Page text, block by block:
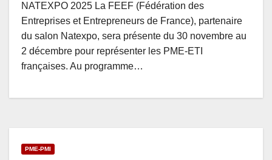
NATEXPO 2025 La FEEF (Fédération des
Entreprises et Entrepreneurs de France), partenaire
du salon Natexpo, sera présente du 30 novembre au
2 décembre pour représenter les PME-ETI
françaises. Au programme…
PME-PMI